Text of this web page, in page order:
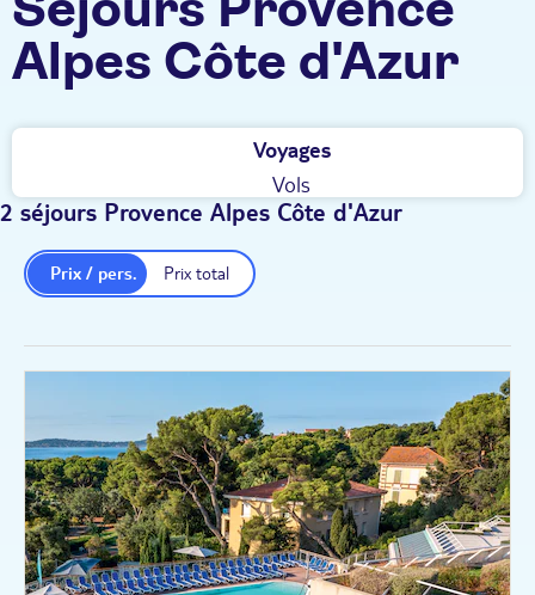
Alpes Côte d'Azur
Voyages
Vols
2 séjours Provence Alpes Côte d'Azur
Prix total
Prix / pers.